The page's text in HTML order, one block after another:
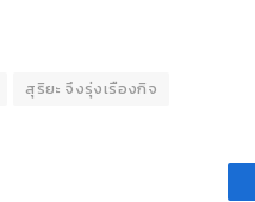
สุริยะ จึงรุ่งเรืองกิจ